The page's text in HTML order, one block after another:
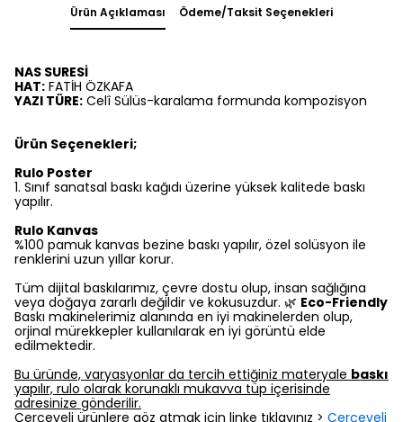
Ürün Açıklaması Ödeme/Taksit Seçenekleri
NAS SURESİ
HAT: FATİH ÖZKAFA
YAZI TÜRE: Celî Sülüs-karalama formunda kompozisyon
Ürün Seçenekleri;
Rulo Poster
1.⁠ ⁠Sınıf sanatsal baskı kağıdı üzerine yüksek kalitede baskı
yapılır.
Rulo Kanvas
%100 pamuk kanvas bezine baskı yapılır, özel solüsyon ile
renklerini uzun yıllar korur.
Tüm dijital baskılarımız, çevre dostu olup, insan sağlığına
veya doğaya zararlı değildir ve kokusuzdur. 🌿 Eco-Friendly
Baskı makinelerimiz alanında en iyi makinelerden olup,
orjinal mürekkepler kullanılarak en iyi görüntü elde
edilmektedir.
Bu üründe, varyasyonlar da tercih ettiğiniz materyale baskı
yapılır, rulo olarak korunaklı mukavva tüp içerisinde
adresinize gönderilir.
Çerçeveli ürünlere göz atmak için linke tıklayınız > Çerçeveli